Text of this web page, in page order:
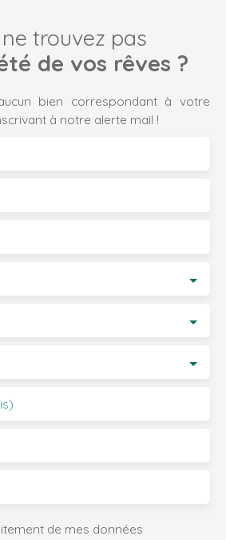
trouvez pas
de vos rêves ?
bien correspondant à votre
à notre alerte mail !
de mes données